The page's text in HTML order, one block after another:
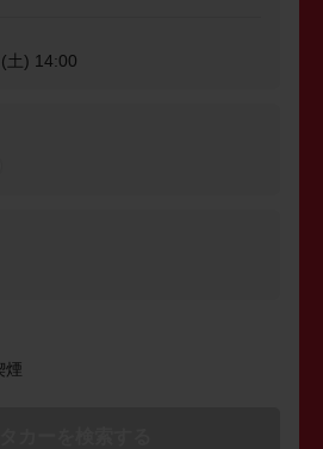
土) 14:00
煙